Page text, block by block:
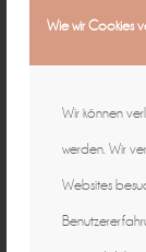
Wie wir Cookies
Wir können
werden. Wir
Websites